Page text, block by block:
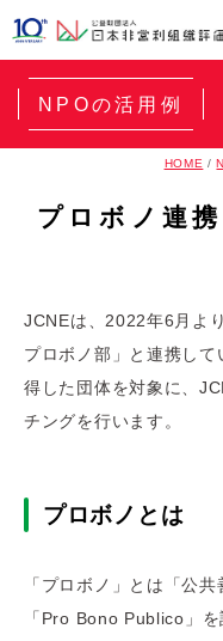
NPOの活用例
HOME /
プロボノ連
JCNEは、2022年6月よ
プロボノ部」と連携し
得した団体を対象に、
チングを行います。
プロボノとは
「プロボノ」とは「公
「Pro Bono Publico」を